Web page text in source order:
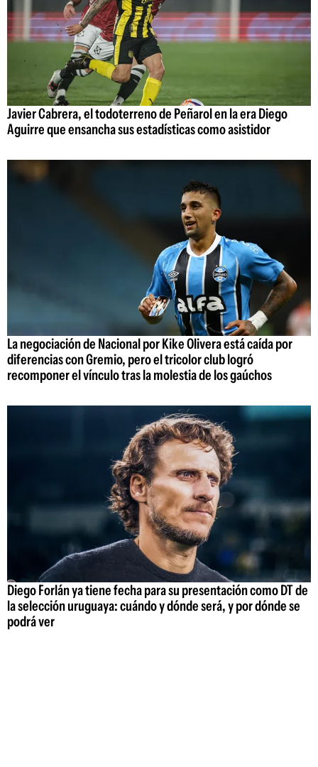
Javier Cabrera, el todoterreno de Peñarol en la era Diego
Aguirre que ensancha sus estadísticas como asistidor
La negociación de Nacional por Kike Olivera está caída por
diferencias con Gremio, pero el tricolor club logró
recomponer el vínculo tras la molestia de los gaúchos
Diego Forlán ya tiene fecha para su presentación como DT de
la selección uruguaya: cuándo y dónde será, y por dónde se
podrá ver